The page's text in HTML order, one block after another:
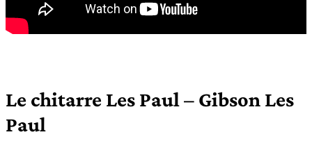
Le chitarre Les Paul – Gibson Les
Paul